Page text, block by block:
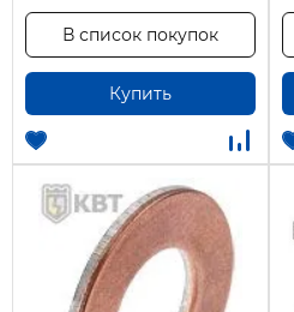
Купить
В список покупок